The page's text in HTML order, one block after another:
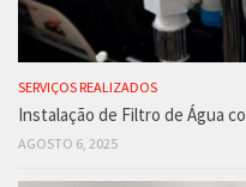
SERVIÇOS REALIZADOS
Instalação de Filtro de Água
AGOSTO 6, 2025